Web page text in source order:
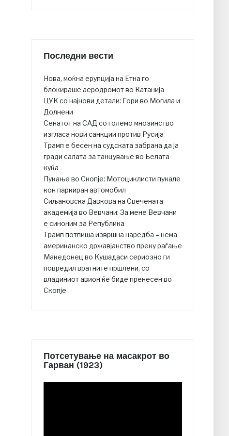
Последни вести
Нова, моќна ерупција на Етна го
блокираше аеродромот во Катанија
ЦУК со најнови детали: Гори во Могила и
Долнени
Сенатот на САД со големо мнозинство
изгласа нови санкции против Русија
Трамп е бесен на судската забрана да ја
гради салата за танцување во Белата
куќа
Пукање во Скопје: Мотоциклисти пукале
кон паркиран автомобил
Сиљановска Давкова на Свечената
академија во Вевчани: За мене Вевчани
е синоним за Република
Трамп потпиша извршна наредба – нема
американско државјанство преку раѓање
Македонец во Кушадаси сериозно ги
повредил вратните пршлени, со
владиниот авион ќе биде пренесен во
Скопје
Потсетување на масакрот во
Гарван (1923)